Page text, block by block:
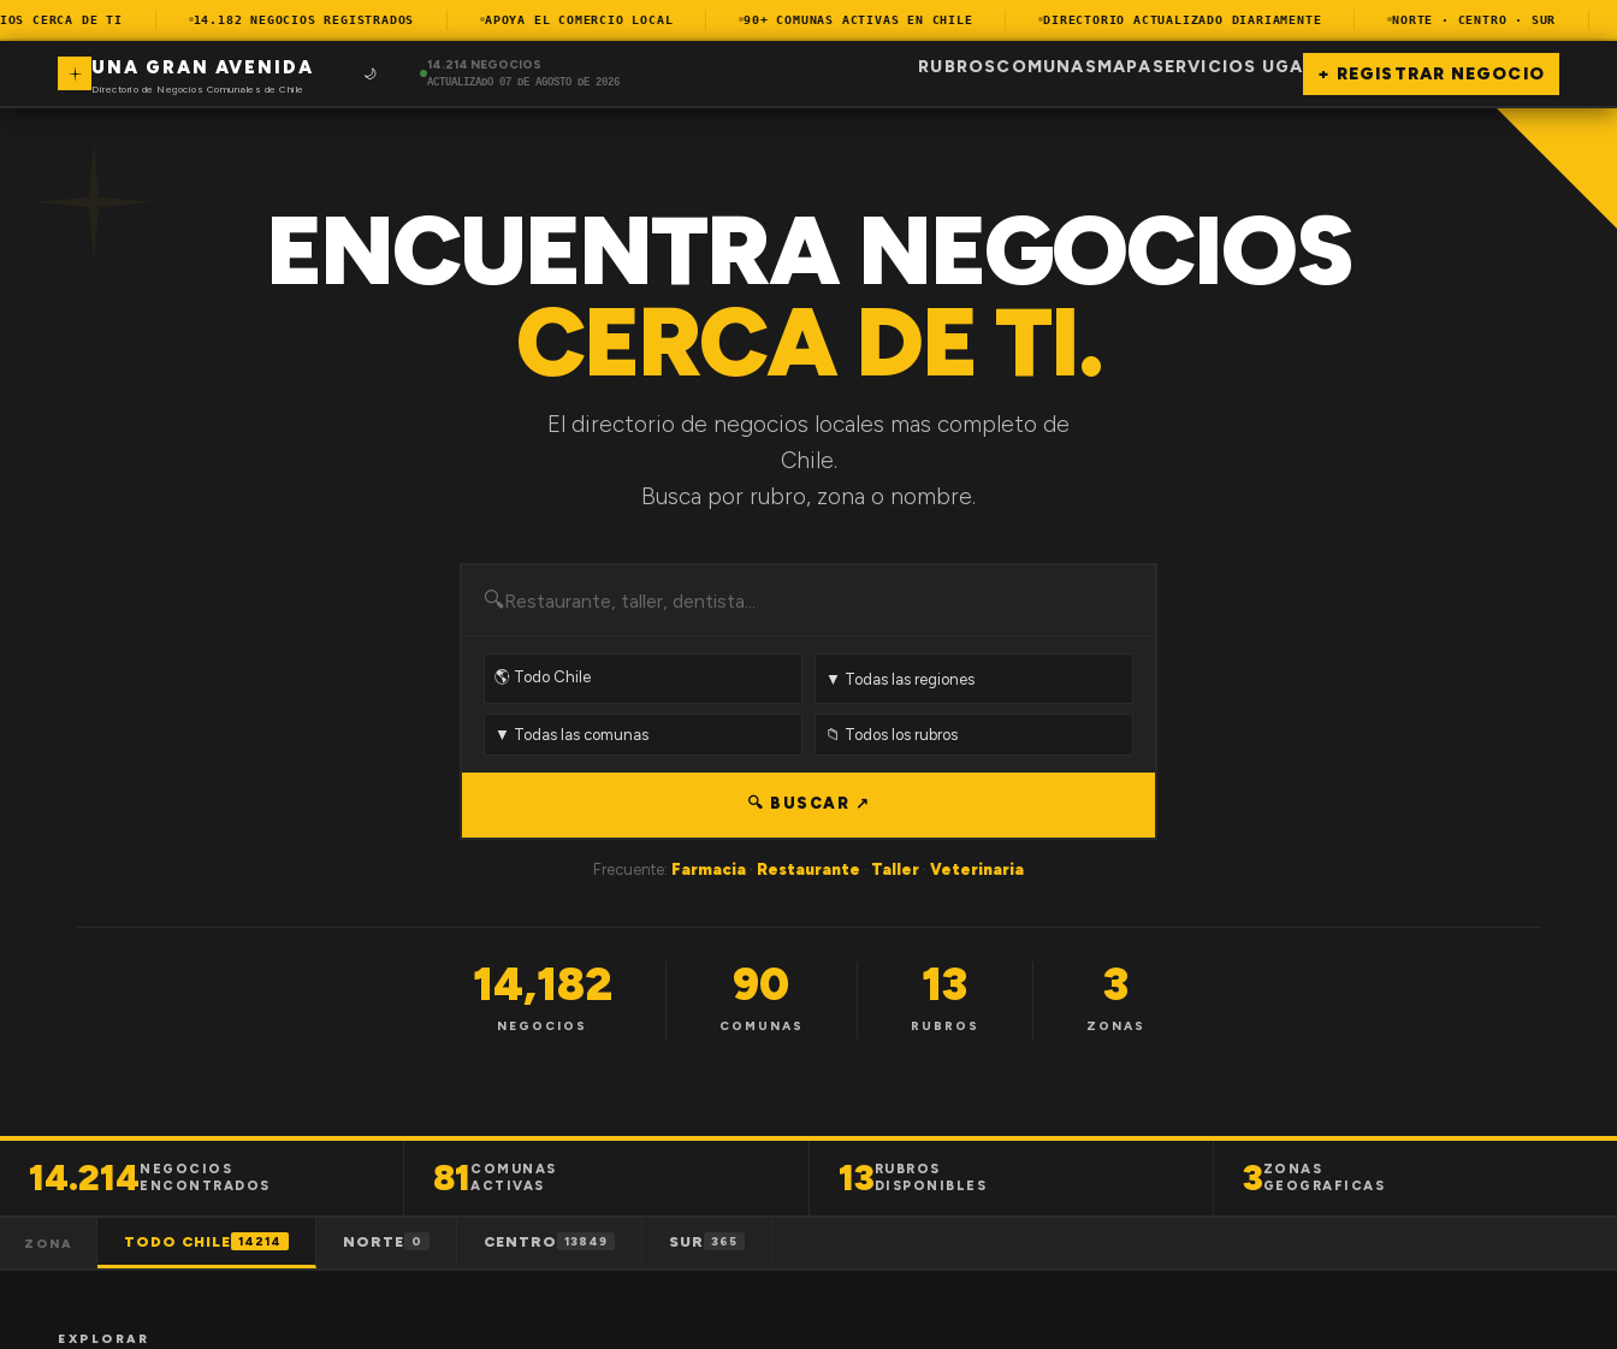
CERCA DE TI 14.182 NEGOCIOS REGISTRADOS APOYA EL COMERCIO LOCAL 90+ COMUNAS ACTIVAS EN CHILE DIRECTORIO ACTUALIZADO DIARIAMENTE NORTE · CENTRO · SUR
UNA GRAN AVENIDA
Directorio de Negocios Comunales de Chile
🌙
14.214 NEGOCIOS
ACTUALIZADO 07 DE AGOSTO DE 2026
RUBROSCOMUNASMAPASERVICIOS UGA + REGISTRAR NEGOCIO
ENCUENTRA NEGOCIOS
CERCA DE TI.
El directorio de negocios locales mas completo de
Chile.
Busca por rubro, zona o nombre.
🔍
🔍 BUSCAR ↗
Frecuente: Farmacia · Restaurante · Taller · Veterinaria
14,182
NEGOCIOS
90
COMUNAS
13
RUBROS
3
ZONAS
14.214NEGOCIOS
ENCONTRADOS
81COMUNAS
ACTIVAS
13RUBROS
DISPONIBLES
3ZONAS
GEOGRAFICAS
ZONA TODO CHILE 14214 NORTE 0 CENTRO 13849 SUR 365
EXPLORAR